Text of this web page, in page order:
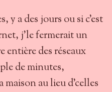
y a des jours ou si c'est
j'le fermerait un
entière des réseaux
de minutes,
au lieu d'celles